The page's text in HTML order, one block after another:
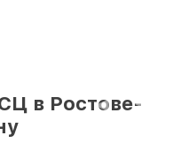
в Ростове-